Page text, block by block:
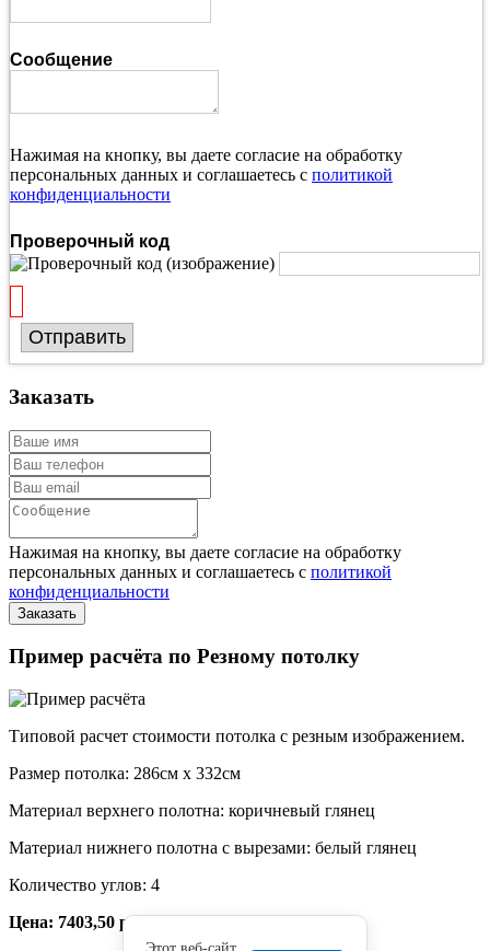
Сообщение
Нажимая на кнопку, вы даете согласие на обработку
персональных данных и соглашаетесь с политикой
конфиденциальности
Проверочный код
Отправить
Заказать
Нажимая на кнопку, вы даете согласие на обработку
персональных данных и соглашаетесь с политикой
конфиденциальности
Пример расчёта по Резному потолку
Типовой расчет стоимости потолка с резным изображением.
Размер потолка: 286см x 332см
Материал верхнего полотна: коричневый глянец
Материал нижнего полотна с вырезами: белый глянец
Количество углов: 4
Цена: 7403,50 руб.